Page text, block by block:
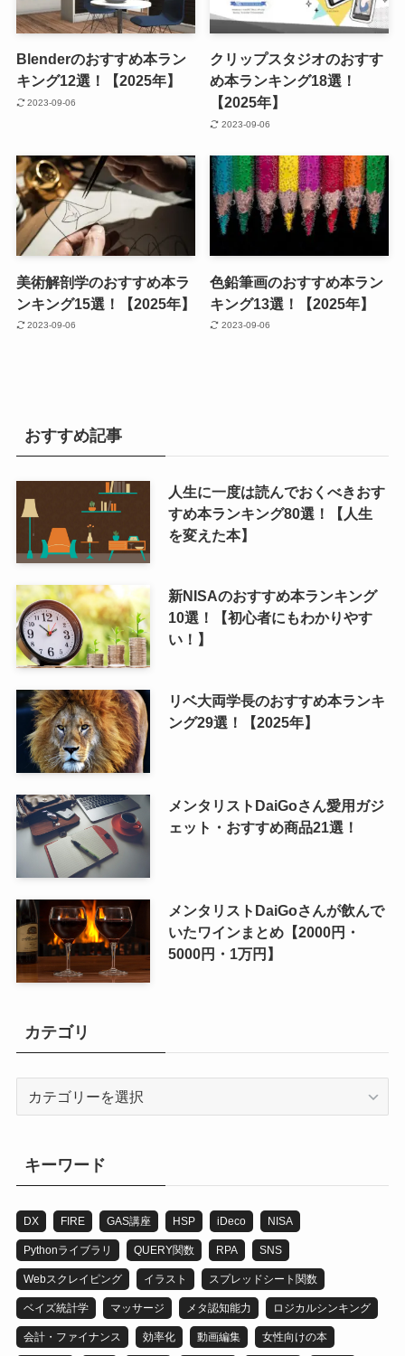
Blenderのおすすめ本ラン
キング12選！【2025年】
2023-09-06
クリップスタジオのおすす
め本ランキング18選！
【2025年】
2023-09-06
美術解剖学のおすすめ本ラ
ンキング15選！【2025年】
2023-09-06
色鉛筆画のおすすめ本ラン
キング13選！【2025年】
2023-09-06
おすすめ記事
人生に一度は読んでおくべきおす
すめ本ランキング80選！【人生
を変えた本】
新NISAのおすすめ本ランキング
10選！【初心者にもわかりやす
い！】
リベ大両学長のおすすめ本ランキ
ング29選！【2025年】
メンタリストDaiGoさん愛用ガジ
ェット・おすすめ商品21選！
メンタリストDaiGoさんが飲んで
いたワインまとめ【2000円・
5000円・1万円】
カテゴリ
キーワード
DX FIRE GAS講座 HSP iDeco NISA
Pythonライブラリ QUERY関数 RPA SNS
Webスクレイピング イラスト スプレッドシート関数
ベイズ統計学 マッサージ メタ認知能力 ロジカルシンキング
会計・ファイナンス 効率化 動画編集 女性向けの本